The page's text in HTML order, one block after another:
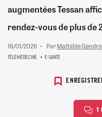
augmentées Tessan
rendez-vous de plus de
16/01/2026 ParMathilde
TÉLÉMÉDECINE E-SANTÉ
1